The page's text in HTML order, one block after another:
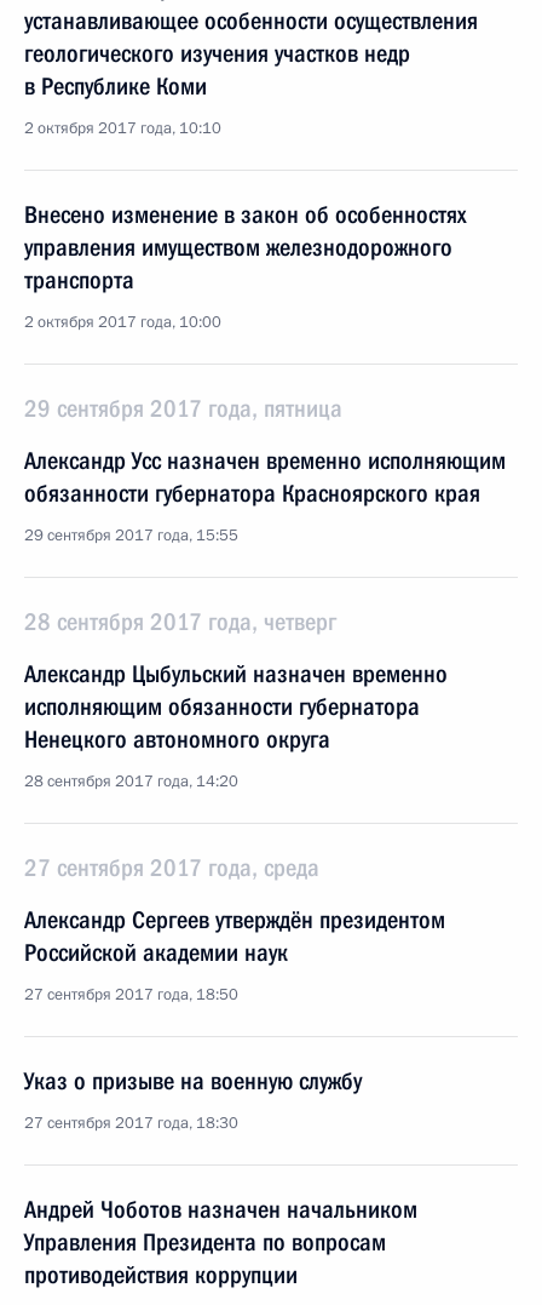
устанавливающее особенности осуществления
геологического изучения участков недр
в Республике Коми
2 октября 2017 года, 10:10
Внесено изменение в закон об особенностях
управления имуществом железнодорожного
транспорта
2 октября 2017 года, 10:00
29 сентября 2017 года, пятница
Александр Усс назначен временно исполняющим
обязанности губернатора Красноярского края
29 сентября 2017 года, 15:55
28 сентября 2017 года, четверг
Александр Цыбульский назначен временно
исполняющим обязанности губернатора
Ненецкого автономного округа
28 сентября 2017 года, 14:20
27 сентября 2017 года, среда
Александр Сергеев утверждён президентом
Российской академии наук
27 сентября 2017 года, 18:50
Указ о призыве на военную службу
27 сентября 2017 года, 18:30
Андрей Чоботов назначен начальником
Управления Президента по вопросам
противодействия коррупции